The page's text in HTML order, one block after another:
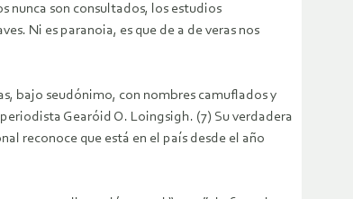
nunca son consultados, los estudios
Ni es paranoia, es que de a de veras nos
bajo seudónimo, con nombres camuflados y
Gearóid O. Loingsigh. (7) Su verdadera
reconoce que está en el país desde el año